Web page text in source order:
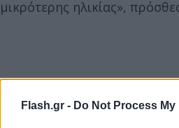
Flash.gr - Do Not Process
μικρότερης ηλικίας»,